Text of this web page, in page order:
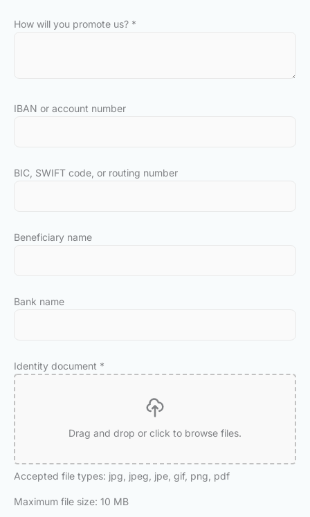
How will you promote us? *
IBAN or account number
BIC, SWIFT code, or routing number
Beneficiary name
Bank name
Identity document *
Drag and drop or click to browse files.
Accepted file types: jpg, jpeg, jpe, gif, png, pdf
Maximum file size: 10 MB